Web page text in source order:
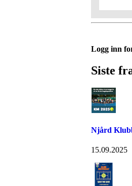
Logg inn
Siste
Njård
15.09.2025